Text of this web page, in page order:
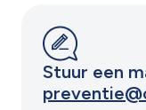
Stuur een